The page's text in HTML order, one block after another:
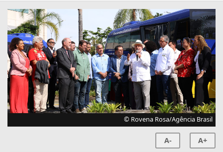
© Rovena Rosa/Agência Brasil
A- A+